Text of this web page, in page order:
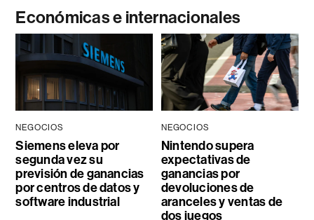
Económicas e internacionales
NEGOCIOS
Siemens eleva por
segunda vez su
previsión de ganancias
por centros de datos y
software industrial
NEGOCIOS
Nintendo supera
expectativas de
ganancias por
devoluciones de
aranceles y ventas de
dos juegos